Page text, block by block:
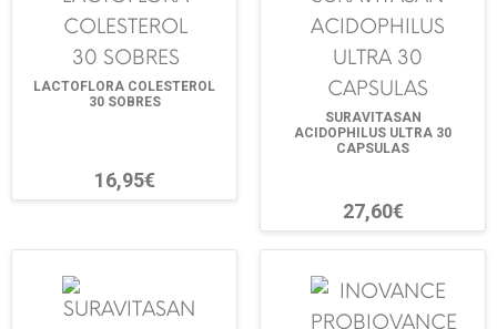
LACTOFLORA COLESTEROL
30 SOBRES
16,95€
SURAVITASAN
ACIDOPHILUS ULTRA 30
CAPSULAS
27,60€